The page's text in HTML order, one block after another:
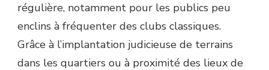
régulière, notamment pour les publics peu
enclins à fréquenter des clubs classiques.
Grâce à l’implantation judicieuse de terrains
dans les quartiers ou à proximité des lieux de